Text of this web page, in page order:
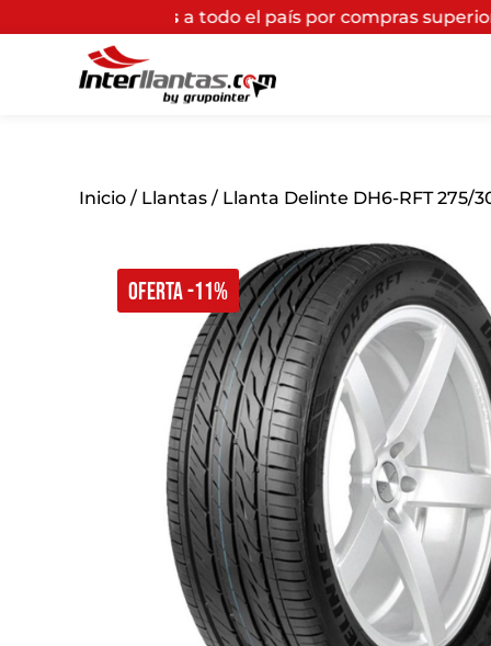
a todo el país por compras superiores a $200.000*
OFERTA -11%
Inicio / Llantas / Llanta Delinte DH6-RFT 275/